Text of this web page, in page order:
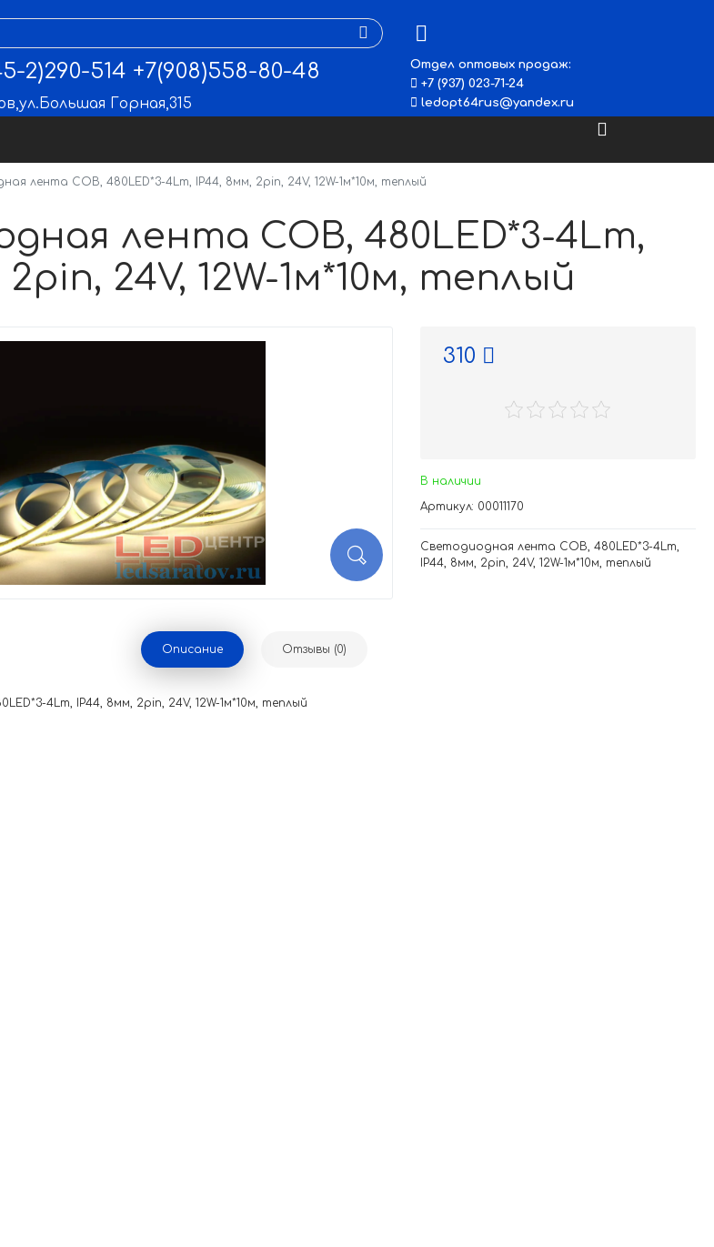
2)290-514 +7(908)558-80-48
,ул.Большая Горная,315
Отдел оптовых продаж:
+7 (937) 023-71-24
ledopt64rus@yandex.ru
лента COB, 480LED*3-4Lm, IP44, 8мм, 2pin, 24V, 12W-1м*10м, теплый
лента COB, 480LED*3-4Lm,
24V, 12W-1м*10м, теплый
310
В наличии
Артикул: 00011170
Светодиодная лента COB, 480LED*3-4Lm,
IP44, 8мм, 2pin, 24V, 12W-1м*10м, теплый
Описание Отзывы (0)
4Lm, IP44, 8мм, 2pin, 24V, 12W-1м*10м, теплый